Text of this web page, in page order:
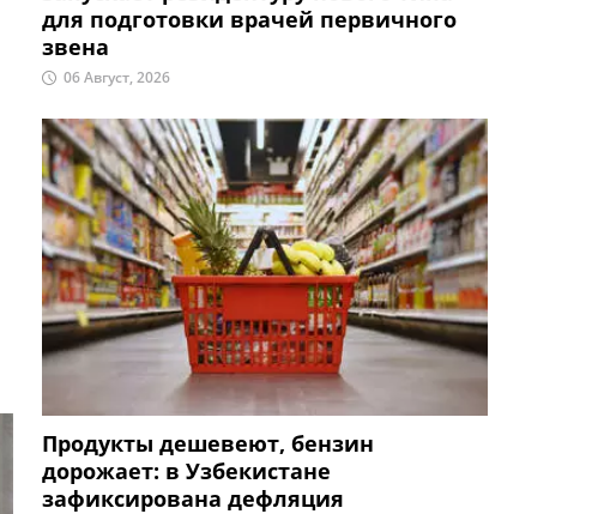
для подготовки врачей первичного
звена
06 Август, 2026
Продукты дешевеют, бензин
дорожает: в Узбекистане
зафиксирована дефляция